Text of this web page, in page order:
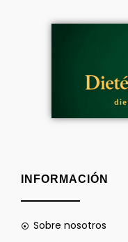
INFORMACIÓN
Sobre nosotros